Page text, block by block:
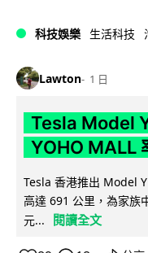
科技娛樂 生活科技
Lawton 1 日
Tesla Model
YOHO MALL
Tesla 香港推出 Model
高達 691 公里，為家族
元...
閱讀全文